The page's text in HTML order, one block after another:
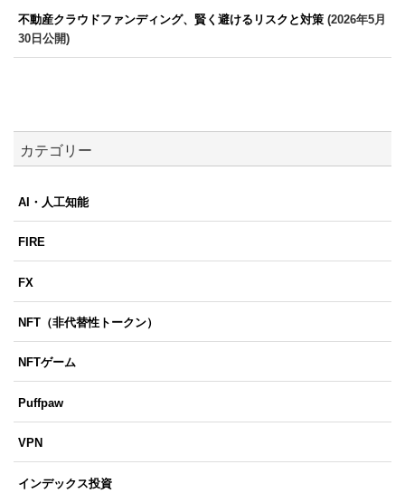
不動産クラウドファンディング、賢く避けるリスクと対策 (2026年5月
30日公開)
カテゴリー
AI・人工知能
FIRE
FX
NFT（非代替性トークン）
NFTゲーム
Puffpaw
VPN
インデックス投資